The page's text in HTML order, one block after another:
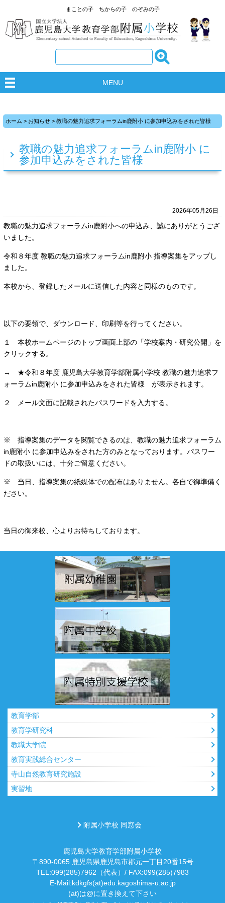
まことの子 ちからの子 のぞみの子
MENU
ホーム > お知らせ >教職の魅力追求フォーラムin鹿附小 に参加申込みをされた皆様
教職の魅力追求フォーラムin鹿附小 に
参加申込みをされた皆様
2026年05月26日
教職の魅力追求フォーラムin鹿附小への申込み、誠にありがとうござ
いました。
令和８年度 教職の魅力追求フォーラムin鹿附小 指導案集をアップし
ました。
本校から、登録したメールに送信した内容と同様のものです。
以下の要領で、ダウンロード、印刷等を行ってください。
１ 本校ホームページのトップ画面上部の「学校案内・研究公開」を
クリックする。
→ ★令和８年度 鹿児島大学教育学部附属小学校 教職の魅力追求フ
ォーラムin鹿附小 に参加申込みをされた皆様 が表示されます。
２ メール文面に記載されたパスワードを入力する。
※ 指導案集のデータを閲覧できるのは、教職の魅力追求フォーラム
in鹿附小 に参加申込みをされた方のみとなっております。パスワー
ドの取扱いには、十分ご留意ください。
※ 当日、指導案集の紙媒体での配布はありません。各自で御準備く
ださい。
当日の御来校、心よりお待ちしております。
教育学部
教育学研究科
教職大学院
教育実践総合センター
寺山自然教育研究施設
実習地
附属小学校 同窓会
鹿児島大学教育学部附属小学校
〒890-0065 鹿児島県鹿児島市郡元一丁目20番15号
TEL:099(285)7962（代表）/ FAX:099(285)7983
E-Mail:kdkgfs(at)edu.kagoshima-u.ac.jp
(at)は@に置き換えて下さい